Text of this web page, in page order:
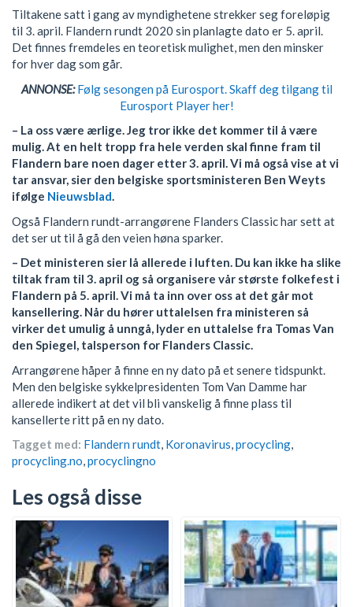
Tiltakene satt i gang av myndighetene strekker seg foreløpig
til 3. april. Flandern rundt 2020 sin planlagte dato er 5. april.
Det finnes fremdeles en teoretisk mulighet, men den minsker
for hver dag som går.
ANNONSE: Følg sesongen på Eurosport. Skaff deg tilgang til
Eurosport Player her!
– La oss være ærlige. Jeg tror ikke det kommer til å være
mulig. At en helt tropp fra hele verden skal finne fram til
Flandern bare noen dager etter 3. april. Vi må også vise at vi
tar ansvar, sier den belgiske sportsministeren Ben Weyts
ifølge Nieuwsblad.
Også Flandern rundt-arrangørene Flanders Classic har sett at
det ser ut til å gå den veien høna sparker.
– Det ministeren sier lå allerede i luften. Du kan ikke ha slike
tiltak fram til 3. april og så organisere vår største folkefest i
Flandern på 5. april. Vi må ta inn over oss at det går mot
kansellering. Når du hører uttalelsen fra ministeren så
virker det umulig å unngå, lyder en uttalelse fra Tomas Van
den Spiegel, talsperson for Flanders Classic.
Arrangørene håper å finne en ny dato på et senere tidspunkt.
Men den belgiske sykkelpresidenten Tom Van Damme har
allerede indikert at det vil bli vanskelig å finne plass til
kansellerte ritt på en ny dato.
Tagget med: Flandern rundt, Koronavirus,procycling,
procycling.no,procyclingno
Les også disse